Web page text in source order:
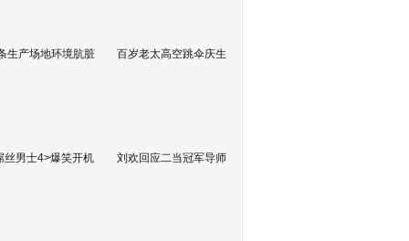
生产场地环境肮脏 百岁老太高空跳伞庆生
丝男士4>爆笑开机 刘欢回应二当冠军导师